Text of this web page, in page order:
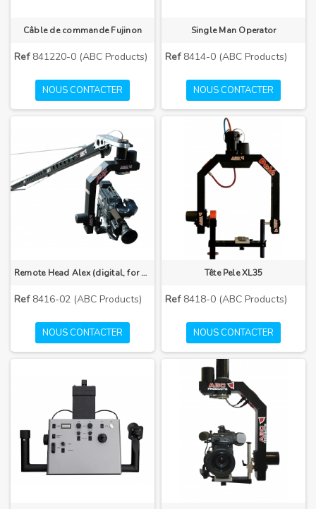
Câble de commande Fujinon
Ref841220-0 (ABC Products)
NOUS CONTACTER
Single Man Operator
Ref8414-0 (ABC Products)
NOUS CONTACTER
Remote Head Alex (digital, for one man control)
Ref8416-02 (ABC Products)
NOUS CONTACTER
Tête Pele XL35
Ref8418-0 (ABC Products)
NOUS CONTACTER